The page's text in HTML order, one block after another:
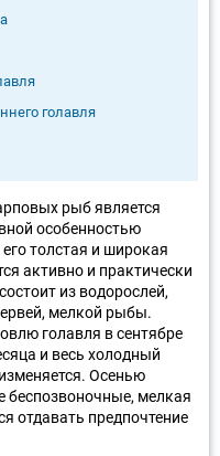
голавля
рыб является
особенностью
толстая и широкая
активно и практически
из водорослей,
мелкой рыбы.
голавля в сентябре
и весь холодный
Осенью
беспозвоночные, мелкая
отдавать предпочтение